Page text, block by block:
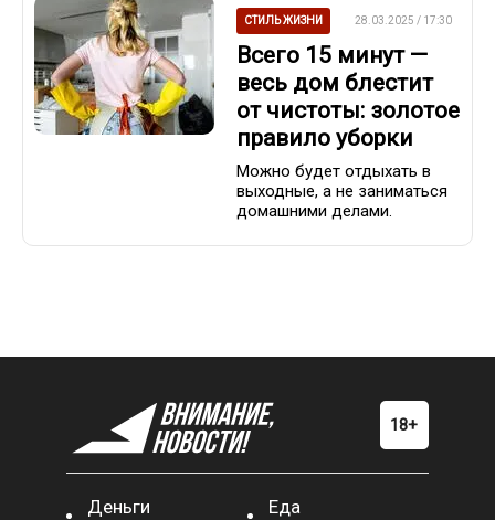
СТИЛЬ ЖИЗНИ 28.03.2025 / 17:30
Всего 15 минут —
весь дом блестит
от чистоты: золотое
правило уборки
Можно будет отдыхать в
выходные, а не заниматься
домашними делами.
Деньги Еда